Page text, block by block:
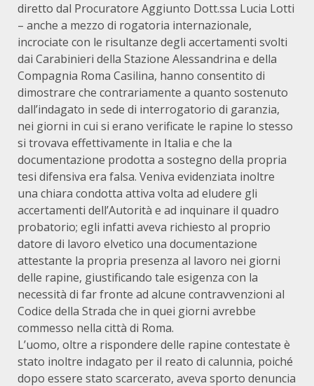
diretto dal Procuratore Aggiunto Dott.ssa Lucia Lotti
– anche a mezzo di rogatoria internazionale,
incrociate con le risultanze degli accertamenti svolti
dai Carabinieri della Stazione Alessandrina e della
Compagnia Roma Casilina, hanno consentito di
dimostrare che contrariamente a quanto sostenuto
dall’indagato in sede di interrogatorio di garanzia,
nei giorni in cui si erano verificate le rapine lo stesso
si trovava effettivamente in Italia e che la
documentazione prodotta a sostegno della propria
tesi difensiva era falsa. Veniva evidenziata inoltre
una chiara condotta attiva volta ad eludere gli
accertamenti dell’Autorità e ad inquinare il quadro
probatorio; egli infatti aveva richiesto al proprio
datore di lavoro elvetico una documentazione
attestante la propria presenza al lavoro nei giorni
delle rapine, giustificando tale esigenza con la
necessità di far fronte ad alcune contravvenzioni al
Codice della Strada che in quei giorni avrebbe
commesso nella città di Roma.
L’uomo, oltre a rispondere delle rapine contestate è
stato inoltre indagato per il reato di calunnia, poiché
dopo essere stato scarcerato, aveva sporto denuncia